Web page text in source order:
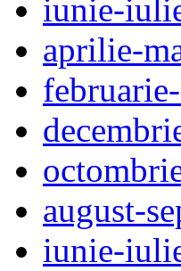
iunie-
aprilie-
august-
iunie-